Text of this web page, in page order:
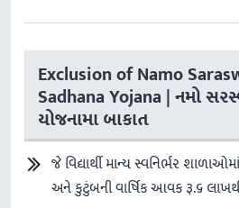
Exclusion of Namo
Sadhana Yojana | નમો
યોજનામા બાકાત
જે વિદ્યાર્થી માન્ય સ્વનિર્ભર
અને કુટુંબની વાર્ષિક આવક રૂ.૬